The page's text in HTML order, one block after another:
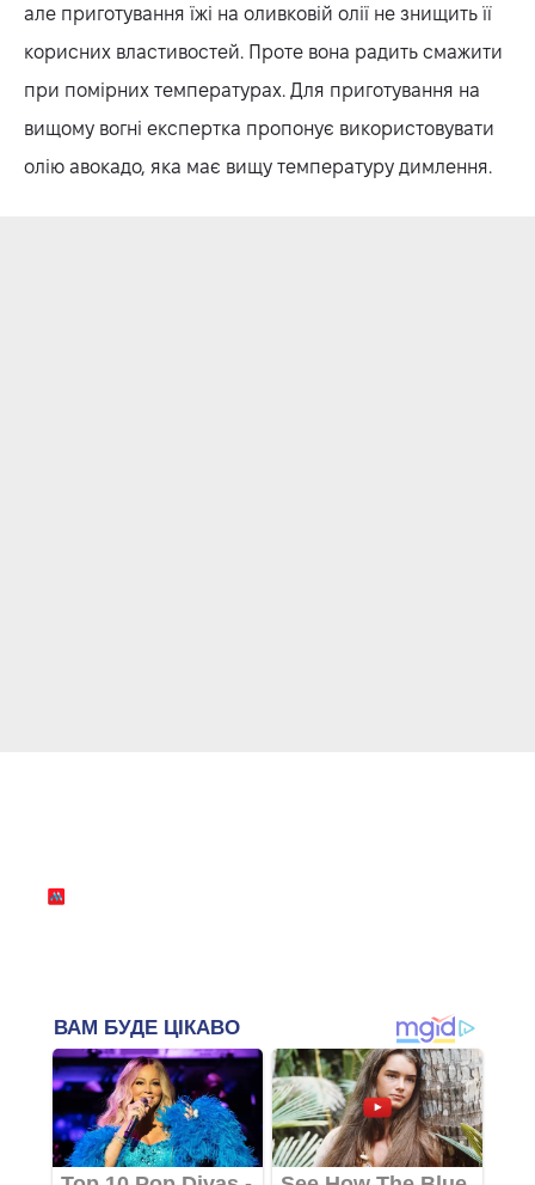
але приготування їжі на оливковій олії не знищить її
корисних властивостей. Проте вона радить смажити
при помірних температурах. Для приготування на
вищому вогні експертка пропонує використовувати
олію авокадо, яка має вищу температуру димлення.